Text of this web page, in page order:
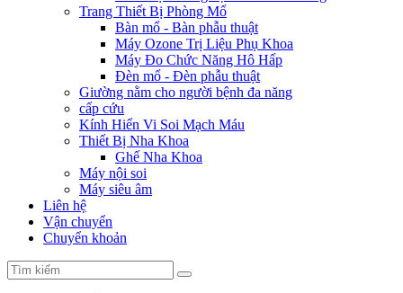
Trang Thiết Bị Phòng Mổ
Bàn mổ - Bàn phẫu thuật
Máy Ozone Trị Liệu Phụ Khoa
Máy Đo Chức Năng Hô Hấp
Đèn mổ - Đèn phẫu thuật
Giường nằm cho người bệnh đa năng
cấp cứu
Kính Hiển Vi Soi Mạch Máu
Thiết Bị Nha Khoa
Ghế Nha Khoa
Máy nội soi
Máy siêu âm
Liên hệ
Vận chuyển
Chuyển khoản